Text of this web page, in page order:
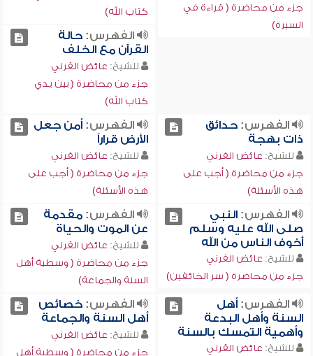
جزء من محاضرة ( قراءة في
السيرة)
كتاب الله)
الفهرس:حالة
القرآن مع الخلف
للشيخ: عائض القرني
جزء من محاضرة ( بين يدي
كتاب الله)
الفهرس:حدائق
ذات بهجة
للشيخ: عائض القرني
جزء من محاضرة ( أجب على
هذه الأسئلة)
الفهرس:أمن جعل
الأرض قراراً
للشيخ: عائض القرني
جزء من محاضرة ( أجب على
هذه الأسئلة)
الفهرس:النبي
صلى الله عليه وسلم
أخوف الناس من الله
للشيخ: عائض القرني
جزء من محاضرة ( سر الخائفين)
الفهرس:مقدمة
عن الموت والحياة
للشيخ: عائض القرني
جزء من محاضرة ( وسطية أهل
السنة والجماعة)
الفهرس:أهل
السنة وأهل البدعة
وأهمية التمسك بالسنة
للشيخ: عائض القرني
الفهرس:خصائص
أهل السنة والجماعة
للشيخ: عائض القرني
جزء من محاضرة ( وسطية أهل